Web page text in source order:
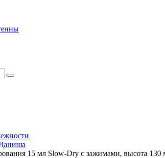
15 мл Slow-Dry с зажимами, высота